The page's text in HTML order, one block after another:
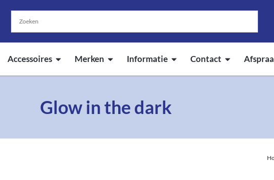
Accessoires Merken Informatie Contact
Glow in the dark